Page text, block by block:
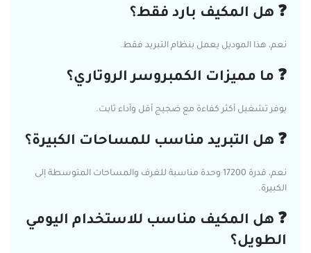
❓ هل المكيف بارد فقط؟
نعم، هذا الموديل يعمل بنظام التبريد فقط.
❓ ما مميزات الكمبروسر الروتاري؟
يوفر تشغيل أكثر كفاءة مع ضجيج أقل وأداء ثابت.
❓ هل التبريد مناسب للمساحات الكبيرة؟
نعم، قدرة 17200 وحدة مناسبة للغرف والمساحات المتوسطة إلى
الكبيرة.
❓ هل المكيف مناسب للاستخدام اليومي
الطويل؟